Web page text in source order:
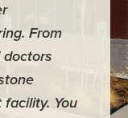
From
facility. You
have
was
very